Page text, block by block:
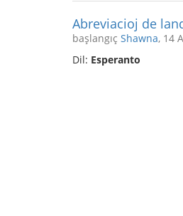
Abreviacioj de
başlangıç Shawna, 14
Dil: Esperanto